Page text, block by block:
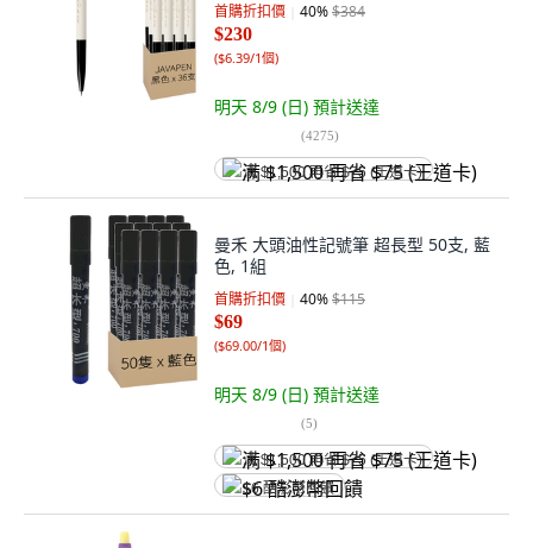
首購折扣價 40%$384
$230
($6.39/1個)
明天 8/9 (日) 預計送達
(4275)
满 $1,500 再省 $75 (王道卡)
曼禾 大頭油性記號筆 超長型 50支, 藍
色, 1組
首購折扣價 40%$115
$69
($69.00/1個)
明天 8/9 (日) 預計送達
(5)
满 $1,500 再省 $75 (王道卡)
$6 酷澎幣回饋